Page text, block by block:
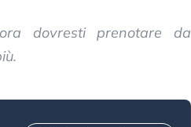
dovresti prenotare da